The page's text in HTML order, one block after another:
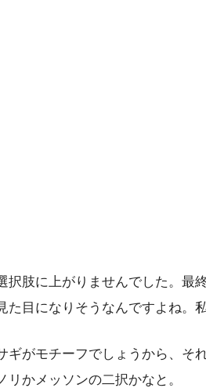
択肢に上がりませんでした。
た目になりそうなんですよね。
ギがモチーフでしょうから、そ
リかメッソンの二択かなと。